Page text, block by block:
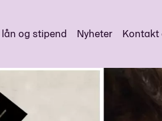
lån og stipend Nyheter Kontakt